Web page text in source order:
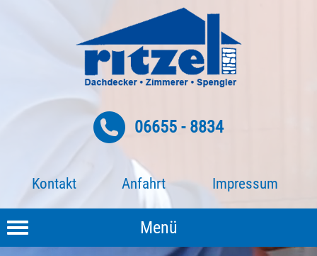
06655 - 8834
Kontakt Anfahrt Impressum
Menü